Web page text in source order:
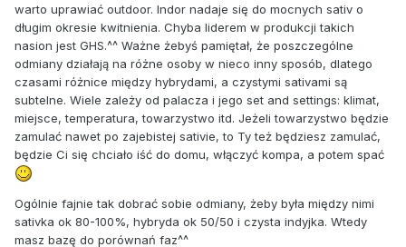
warto uprawiać outdoor. Indor nadaje się do mocnych sativ o
długim okresie kwitnienia. Chyba liderem w produkcji takich
nasion jest GHS.^^ Ważne żebyś pamiętał, że poszczególne
odmiany działają na różne osoby w nieco inny sposób, dlatego
czasami różnice między hybrydami, a czystymi sativami są
subtelne. Wiele zależy od palacza i jego set and settings: klimat,
miejsce, temperatura, towarzystwo itd. Jeżeli towarzystwo będzie
zamulać nawet po zajebistej sativie, to Ty też będziesz zamulać,
będzie Ci się chciało iść do domu, włączyć kompa, a potem spać
Ogólnie fajnie tak dobrać sobie odmiany, żeby była między nimi
sativka ok 80-100%, hybryda ok 50/50 i czysta indyjka. Wtedy
masz bazę do porównań faz^^